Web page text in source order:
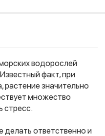
водорослей
факт, при
растение значительно
множество
стресс.
делать ответственно и